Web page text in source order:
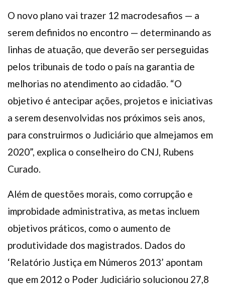
O novo plano vai trazer 12 macrodesafios — a
serem definidos no encontro — determinando as
linhas de atuação, que deverão ser perseguidas
pelos tribunais de todo o país na garantia de
melhorias no atendimento ao cidadão. “O
objetivo é antecipar ações, projetos e iniciativas
a serem desenvolvidas nos próximos seis anos,
para construirmos o Judiciário que almejamos em
2020”, explica o conselheiro do CNJ, Rubens
Curado.
Além de questões morais, como corrupção e
improbidade administrativa, as metas incluem
objetivos práticos, como o aumento de
produtividade dos magistrados. Dados do
‘Relatório Justiça em Números 2013’ apontam
que em 2012 o Poder Judiciário solucionou 27,8